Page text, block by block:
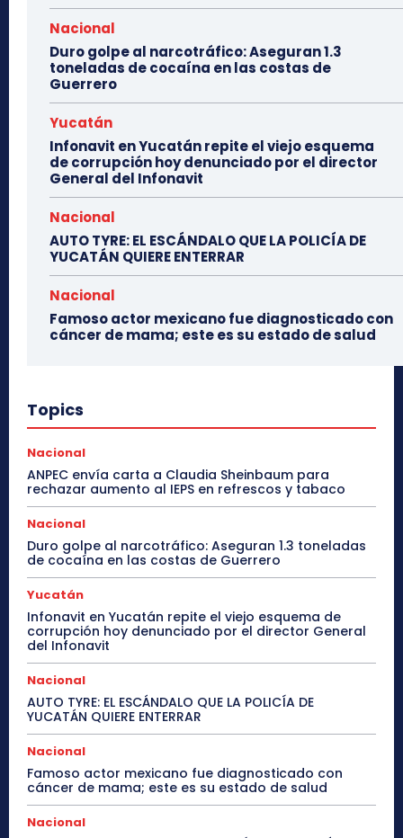
Nacional
Duro golpe al narcotráfico: Aseguran 1.3
toneladas de cocaína en las costas de
Guerrero
Yucatán
Infonavit en Yucatán repite el viejo esquema
de corrupción hoy denunciado por el director
General del Infonavit
Nacional
AUTO TYRE: EL ESCÁNDALO QUE LA POLICÍA DE
YUCATÁN QUIERE ENTERRAR
Nacional
Famoso actor mexicano fue diagnosticado con
cáncer de mama; este es su estado de salud
Topics
Nacional
ANPEC envía carta a Claudia Sheinbaum para
rechazar aumento al IEPS en refrescos y tabaco
Nacional
Duro golpe al narcotráfico: Aseguran 1.3 toneladas
de cocaína en las costas de Guerrero
Yucatán
Infonavit en Yucatán repite el viejo esquema de
corrupción hoy denunciado por el director General
del Infonavit
Nacional
AUTO TYRE: EL ESCÁNDALO QUE LA POLICÍA DE
YUCATÁN QUIERE ENTERRAR
Nacional
Famoso actor mexicano fue diagnosticado con
cáncer de mama; este es su estado de salud
Nacional